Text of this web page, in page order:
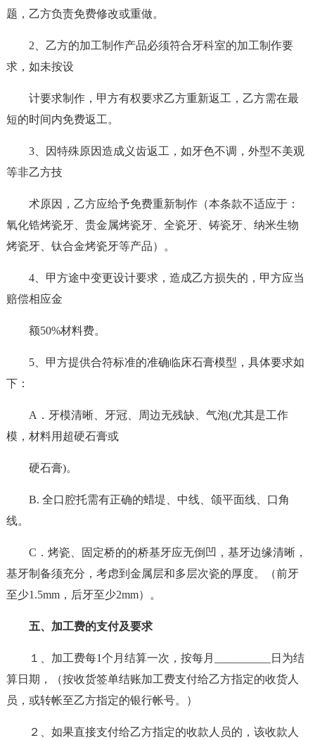
题，乙方负责免费修改或重做。
2、乙方的加工制作产品必须符合牙科室的加工制作要
求，如未按设
计要求制作，甲方有权要求乙方重新返工，乙方需在最
短的时间内免费返工。
3、因特殊原因造成义齿返工，如牙色不调，外型不美观
等非乙方技
术原因，乙方应给予免费重新制作（本条款不适应于：
氧化锆烤瓷牙、贵金属烤瓷牙、全瓷牙、铸瓷牙、纳米生物
烤瓷牙、钛合金烤瓷牙等产品）。
4、甲方途中变更设计要求，造成乙方损失的，甲方应当
赔偿相应金
额50%材料费。
5、甲方提供合符标准的准确临床石膏模型，具体要求如
下：
A．牙模清晰、牙冠、周边无残缺、气泡(尤其是工作
模，材料用超硬石膏或
硬石膏)。
B. 全口腔托需有正确的蜡堤、中线、颌平面线、口角
线。
C．烤瓷、固定桥的的桥基牙应无倒凹，基牙边缘清晰，
基牙制备须充分，考虑到金属层和多层次瓷的厚度。（前牙
至少1.5mm，后牙至少2mm）。
五、加工费的支付及要求
１、加工费每1个月结算一次，按每月__________日为结
算日期，（按收货签单结账加工费支付给乙方指定的收货人
员，或转帐至乙方指定的银行帐号。）
２、如果直接支付给乙方指定的收款人员的，该收款人